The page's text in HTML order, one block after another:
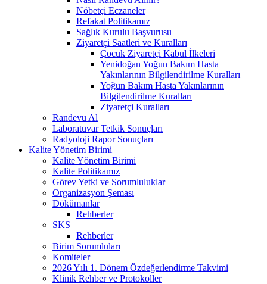
Nöbetçi Eczaneler
Refakat Politikamız
Sağlık Kurulu Başvurusu
Ziyaretçi Saatleri ve Kuralları
Çocuk Ziyaretçi Kabul İlkeleri
Yenidoğan Yoğun Bakım Hasta
Yakınlarının Bilgilendirilme Kuralları
Yoğun Bakım Hasta Yakınlarının
Bilgilendirilme Kuralları
Ziyaretçi Kuralları
Randevu Al
Laboratuvar Tetkik Sonuçları
Radyoloji Rapor Sonuçları
Kalite Yönetim Birimi
Kalite Yönetim Birimi
Kalite Politikamız
Görev Yetki ve Sorumluluklar
Organizasyon Şeması
Dökümanlar
Rehberler
SKS
Rehberler
Birim Sorumluları
Komiteler
2026 Yılı 1. Dönem Özdeğerlendirme Takvimi
Klinik Rehber ve Protokoller